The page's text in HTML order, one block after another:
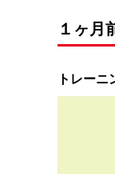
１ヶ月
トレーニ